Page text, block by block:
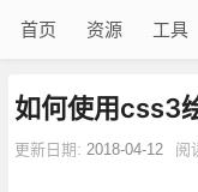
首页 资源 工具
如何使用css3
更新日期: 2018-04-12 阅